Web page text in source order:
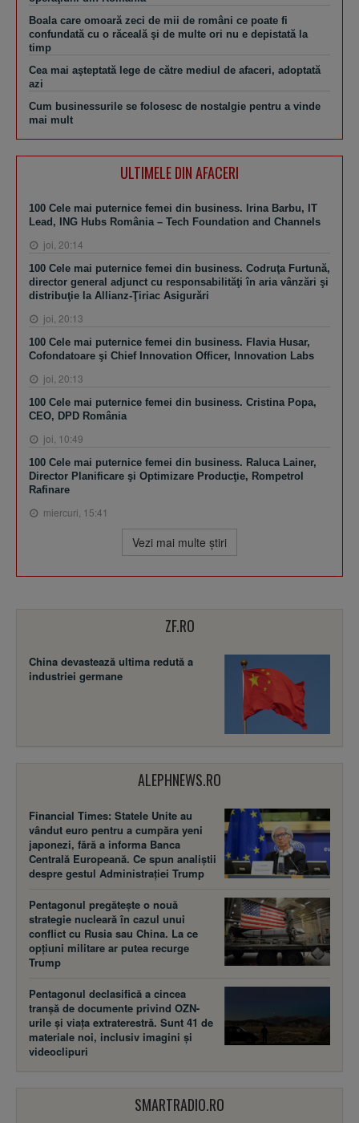
Boala care omoară zeci de mii de români ce poate fi
confundată cu o răceală şi de multe ori nu e depistată la
timp
Cea mai aşteptată lege de către mediul de afaceri, adoptată
azi
Cum businessurile se folosesc de nostalgie pentru a vinde
mai mult
ULTIMELE DIN AFACERI
100 Cele mai puternice femei din business. Irina Barbu, IT
Lead, ING Hubs România – Tech Foundation and Channels
joi, 20:14
100 Cele mai puternice femei din business. Codruţa Furtună,
director general adjunct cu responsabilităţi în aria vânzări şi
distribuţie la Allianz-Ţiriac Asigurări
joi, 20:13
100 Cele mai puternice femei din business. Flavia Husar,
Cofondatoare şi Chief Innovation Officer, Innovation Labs
joi, 20:13
100 Cele mai puternice femei din business. Cristina Popa,
CEO, DPD România
joi, 10:49
100 Cele mai puternice femei din business. Raluca Lainer,
Director Planificare şi Optimizare Producţie, Rompetrol
Rafinare
miercuri, 15:41
Vezi mai multe ştiri
ZF.RO
China devastează ultima redută a
industriei germane
ALEPHNEWS.RO
Financial Times: Statele Unite au
vândut euro pentru a cumpăra yeni
japonezi, fără a informa Banca
Centrală Europeană. Ce spun analiștii
despre gestul Administrației Trump
Pentagonul pregătește o nouă
strategie nucleară în cazul unui
conflict cu Rusia sau China. La ce
opțiuni militare ar putea recurge
Trump
Pentagonul declasifică a cincea
tranșă de documente privind OZN-
urile și viața extraterestră. Sunt 41 de
materiale noi, inclusiv imagini și
videoclipuri
SMARTRADIO.RO